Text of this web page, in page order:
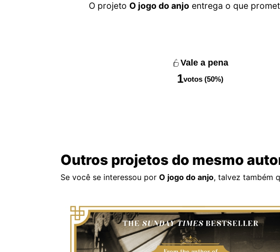
O projeto O jogo do anjo entrega o que
Vale a pena
1votos (50%)
Outros projetos do mesmo
Se você se interessou por O jogo do anjo, talvez também